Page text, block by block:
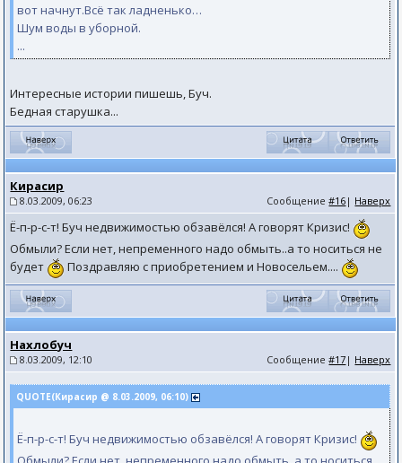
вот начнут.Всё так ладненько…
Шум воды в уборной.
...
Интересные истории пишешь, Буч.
Бедная старушка...
Кирасир
8.03.2009, 06:23 Сообщение#16 | Наверх
Ё-п-р-с-т! Буч недвижимостью обзавёлся! А говорят Кризис!
Обмыли? Если нет, непременного надо обмыть..а то носиться не
будет
Поздравляю с приобретением и Новосельем....
Нахлобуч
8.03.2009, 12:10 Сообщение#17 | Наверх
QUOTE(Кирасир @ 8.03.2009, 06:10)
Ё-п-р-с-т! Буч недвижимостью обзавёлся! А говорят Кризис!